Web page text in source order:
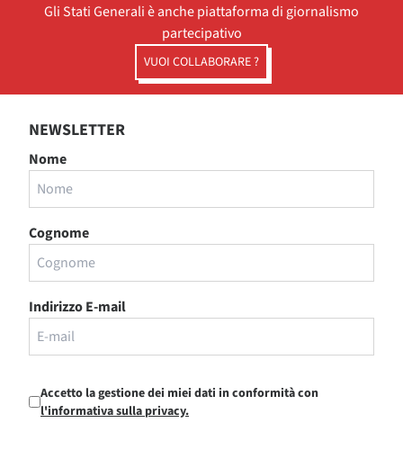
Gli Stati Generali è anche piattaforma di giornalismo
partecipativo
VUOI COLLABORARE ?
NEWSLETTER
Nome
Cognome
Indirizzo E-mail
Accetto la gestione dei miei dati in conformità con
l'informativa sulla privacy.